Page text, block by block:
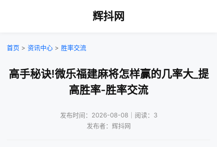
辉抖网
首页 > 资讯中心 > 胜率交流
高手秘诀!微乐福建麻将怎样赢的几率大_提
高胜率-胜率交流
发布时间：2026-08-08｜阅读：3
发布者：辉抖网